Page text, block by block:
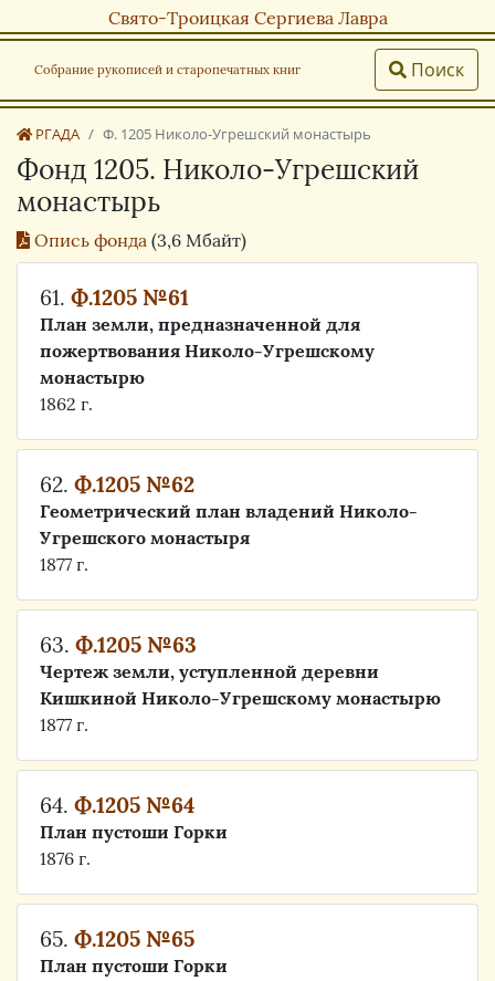
Свято-Троицкая Сергиева Лавра
Собрание рукописей и старопечатных книг Поиск
РГАДА Ф. 1205 Николо-Угрешский монастырь
Фонд 1205. Николо-Угрешский
монастырь
Опись фонда (3,6 Мбайт)
61. Ф.1205 №61
План земли, предназначенной для
пожертвования Николо-Угрешскому
монастырю
1862 г.
62. Ф.1205 №62
Геометрический план владений Николо-
Угрешского монастыря
1877 г.
63. Ф.1205 №63
Чертеж земли, уступленной деревни
Кишкиной Николо-Угрешскому монастырю
1877 г.
64. Ф.1205 №64
План пустоши Горки
1876 г.
65. Ф.1205 №65
План пустоши Горки